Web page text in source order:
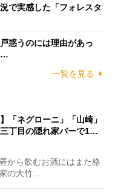
で実感した「フォレスタ
惑うのには理由があっ
…
一覧を見る
「ネグローニ」「山崎」
三丁目の隠れ家バーで1…
から飲むお酒にはまた格
の大竹…